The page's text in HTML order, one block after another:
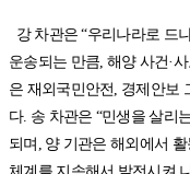
강 차관은 “우리나라로 드
운송되는 만큼, 해양 사건·
은 재외국민안전, 경제안보
다. 송 차관은 “민생을 살리
되며, 양 기관은 해외에서